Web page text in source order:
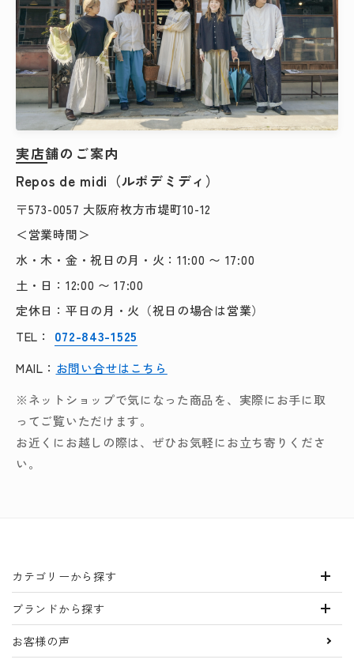
実店舗のご案内
Repos de midi（ルポデミディ）
〒573-0057 大阪府枚方市堤町10-12
＜営業時間＞
水・木・金・祝日の月・火：11:00 〜 17:00
土・日：12:00 〜 17:00
定休日：平日の月・火（祝日の場合は営業）
TEL：
072-843-1525
MAIL： お問い合せはこちら
※ネットショップで気になった商品を、実際にお手に取
ってご覧いただけます。
お近くにお越しの際は、ぜひお気軽にお立ち寄りくださ
い。
カテゴリーから探す
ブランドから探す
お客様の声